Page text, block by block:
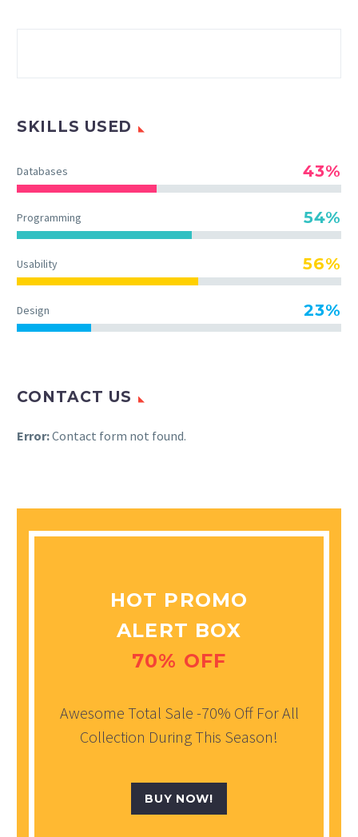
SKILLS USED
Databases 43%
Programming 54%
Usability 56%
Design 23%
CONTACT US
Error:Contact form not found.
HOT PROMO
ALERT BOX
70% OFF
Awesome Total Sale -70% Off For All
Collection During This Season!
BUY NOW!